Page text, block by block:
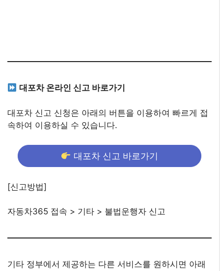
대포차 온라인 신고 바로가기
대포차 신고 신청은 아래의 버튼을 이용하여 빠르게 접
속하여 이용하실 수 있습니다.
대포차 신고 바로가기
[신고방법]
자동차365 접속 > 기타 > 불법운행자 신고
기타 정부에서 제공하는 다른 서비스를 원하시면 아래